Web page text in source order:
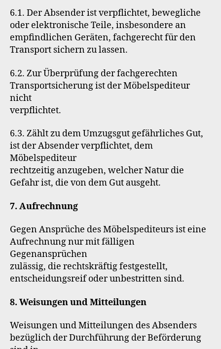
6.1. Der Absender ist verpflichtet, bewegliche
oder elektronische Teile, insbesondere an
empfindlichen Geräten, fachgerecht für den
Transport sichern zu lassen.
6.2. Zur Überprüfung der fachgerechten
Transportsicherung ist der Möbelspediteur
nicht
verpflichtet.
6.3. Zählt zu dem Umzugsgut gefährliches Gut,
ist der Absender verpflichtet, dem
Möbelspediteur
rechtzeitig anzugeben, welcher Natur die
Gefahr ist, die von dem Gut ausgeht.
7. Aufrechnung
Gegen Ansprüche des Möbelspediteurs ist eine
Aufrechnung nur mit fälligen
Gegenansprüchen
zulässig, die rechtskräftig festgestellt,
entscheidungsreif oder unbestritten sind.
8. Weisungen und Mitteilungen
Weisungen und Mitteilungen des Absenders
bezüglich der Durchführung der Beförderung